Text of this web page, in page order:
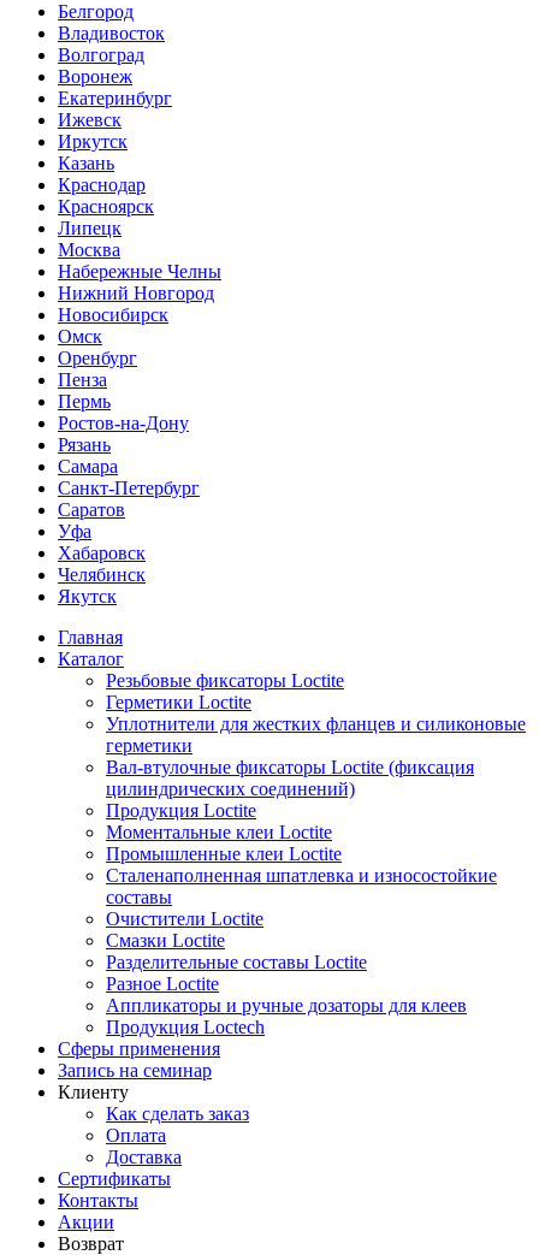
Белгород
Владивосток
Волгоград
Воронеж
Екатеринбург
Ижевск
Иркутск
Казань
Краснодар
Красноярск
Липецк
Москва
Набережные Челны
Нижний Новгород
Новосибирск
Омск
Оренбург
Пенза
Пермь
Ростов-на-Дону
Рязань
Самара
Санкт-Петербург
Саратов
Уфа
Хабаровск
Челябинск
Якутск
Главная
Каталог
Резьбовые фиксаторы Loctite
Герметики Loctite
Уплотнители для жестких фланцев и силиконовые
герметики
Вал-втулочные фиксаторы Loctite (фиксация
цилиндрических соединений)
Продукция Loctite
Моментальные клеи Loctite
Промышленные клеи Loctite
Сталенаполненная шпатлевка и износостойкие
составы
Очистители Loctite
Смазки Loctite
Разделительные составы Loctite
Разное Loctite
Аппликаторы и ручные дозаторы для клеев
Продукция Loctech
Сферы применения
Запись на семинар
Клиенту
Как сделать заказ
Оплата
Доставка
Сертификаты
Контакты
Акции
Возврат